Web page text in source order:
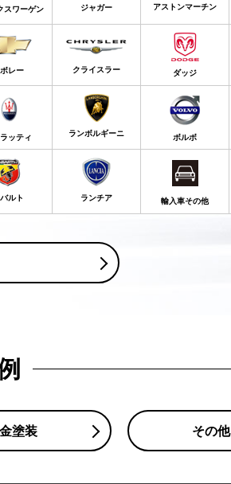
スワーゲン ジャガー アストンマーチン
レー クライスラー ダッジ
ッティ ランボルギーニ ボルボ
ルト ランチア 輸入車その他
塗装 その他